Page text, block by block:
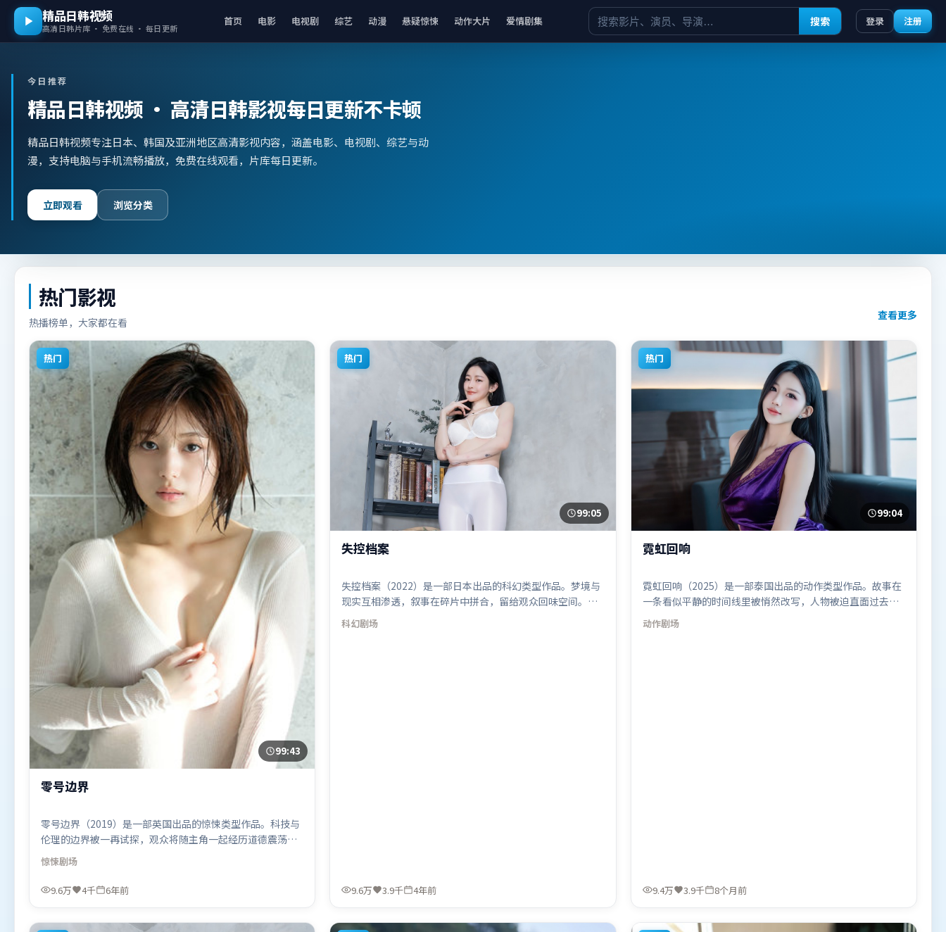
精品日韩视频
高清日韩片库 · 免费在线 · 每日更新
首页 电影 电视剧 综艺 动漫 悬疑惊悚 动作大片 爱情剧集 搜索 登录 注册
今日推荐
精品日韩视频 · 高清日韩影视每日更新不卡顿
精品日韩视频专注日本、韩国及亚洲地区高清影视内容，涵盖电影、电视剧、综艺与动
漫，支持电脑与手机流畅播放，免费在线观看，片库每日更新。
立即观看 浏览分类
热门影视
热播榜单，大家都在看
查看更多
热门
99:43
零号边界
零号边界（2019）是一部英国出品的惊悚类型作品。科技与
伦理的边界被一再试探，观众将随主角一起经历道德震荡。
高潮段落信息密度高，情绪释放与主题回扣同时完成。由许
鞍华执导，全智贤、王景春、秦海璐，木村拓哉等联袂出
演。影片于2019年9月8日（英国）在部分地区首映上线，适
惊悚剧场
9.6万 4千 6年前
热门
99:05
失控档案
失控档案（2022）是一部日本出品的科幻类型作品。梦境与
现实互相渗透，叙事在碎片中拼合，留给观众回味空间。视
听风格统一而富有实验感，配乐与画面情绪贴合。由陈凯歌
执导，宋康昊、河正宇、马东锡，张译、段奕宏、弗洛伦丝
科幻剧场
9.6万 3.9千 4年前
热门
99:04
霓虹回响
霓虹回响（2025）是一部泰国出品的动作类型作品。故事在
一条看似平静的时间线里被悄然改写，人物被迫直面过去与
现在的撕裂。群像刻画各有弧光，配角亦承担叙事推进功
能。由娄烨执导，白宇、长泽雅美、雷佳音，刘德华等联袂
动作剧场
9.4万 3.9千 8个月前